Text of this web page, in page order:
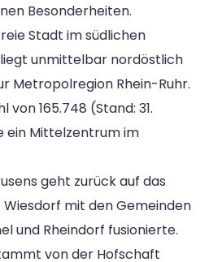
Besonderheiten.
Stadt im südlichen
unmittelbar nordöstlich
Metropolregion Rhein-Ruhr.
von 165.748 (Stand: 31.
ein Mittelzentrum im
geht zurück auf das
Wiesdorf mit den Gemeinden
und Rheindorf fusionierte.
von der Hofschaft